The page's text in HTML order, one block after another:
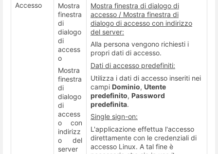
Accesso
Mostra
finestra
di
dialogo
di
access
o
Mostra
finestra
di
dialogo
di
access
o con
indirizz
o del
server
Mostra finestra di dialogo di
accesso / Mostra finestra di
dialogo di accesso con indirizzo
del server:
Alla persona vengono richiesti i
propri dati di accesso.
Dati di accesso predefiniti:
Utilizza i dati di accesso inseriti nei
campi Dominio, Utente
predefinito, Password
predefinita.
Single sign-on:
L'applicazione effettua l'accesso
direttamente con le credenziali di
accesso Linux. A tal fine è